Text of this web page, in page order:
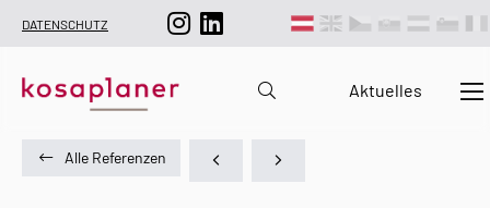
DATENSCHUTZ
Aktuelles
Alle Referenzen